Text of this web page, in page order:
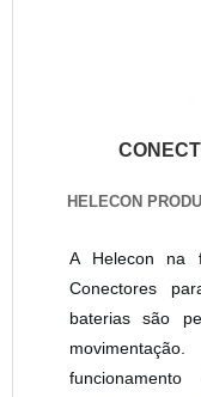
HELECON
A Helecon na
Conectores
baterias são